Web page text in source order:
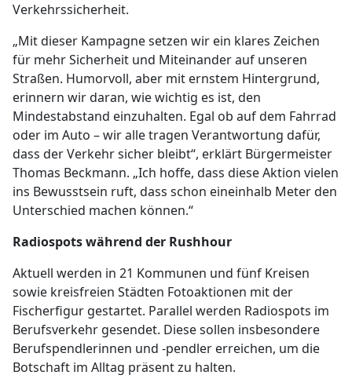
Verkehrssicherheit.
„Mit dieser Kampagne setzen wir ein klares Zeichen
für mehr Sicherheit und Miteinander auf unseren
Straßen. Humorvoll, aber mit ernstem Hintergrund,
erinnern wir daran, wie wichtig es ist, den
Mindestabstand einzuhalten. Egal ob auf dem Fahrrad
oder im Auto – wir alle tragen Verantwortung dafür,
dass der Verkehr sicher bleibt“, erklärt Bürgermeister
Thomas Beckmann. „Ich hoffe, dass diese Aktion vielen
ins Bewusstsein ruft, dass schon eineinhalb Meter den
Unterschied machen können.“
Radiospots während der Rushhour
Aktuell werden in 21 Kommunen und fünf Kreisen
sowie kreisfreien Städten Fotoaktionen mit der
Fischerfigur gestartet. Parallel werden Radiospots im
Berufsverkehr gesendet. Diese sollen insbesondere
Berufspendlerinnen und -pendler erreichen, um die
Botschaft im Alltag präsent zu halten.